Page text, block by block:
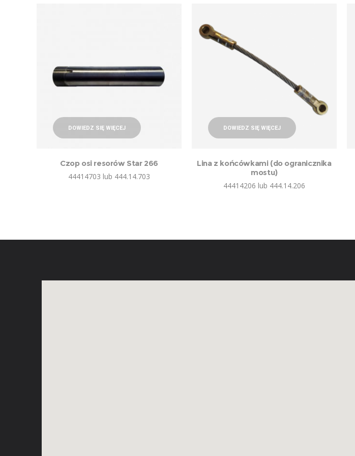
DOWIEDZ SIĘ WIĘCEJ
Czop osi resorów Star 266
44414703 lub 444.14.703
DOWIEDZ SIĘ WIĘCEJ
Lina z końcówkami (do ogranicznika
mostu)
44414206 lub 444.14.206